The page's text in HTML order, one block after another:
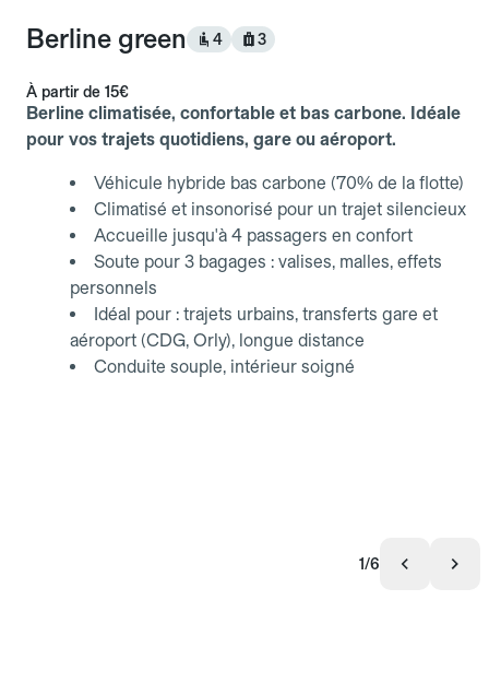
Berline green 4 3
À partir de 15€
Berline climatisée, confortable et bas carbone. Idéale
pour vos trajets quotidiens, gare ou aéroport.
Véhicule hybride bas carbone (70% de la flotte)
Climatisé et insonorisé pour un trajet silencieux
Accueille jusqu'à 4 passagers en confort
Soute pour 3 bagages : valises, malles, effets
personnels
Idéal pour : trajets urbains, transferts gare et
aéroport (CDG, Orly), longue distance
Conduite souple, intérieur soigné
1/6